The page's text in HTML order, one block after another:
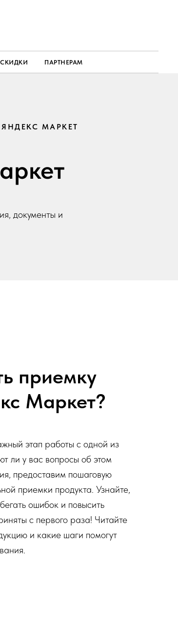
ПАРТНЕРАМ
МАРКЕТ
документы и
приемку
Маркет?
этап работы с одной из
ли у вас вопросы об этом
предоставим пошаговую
приемки продукта. Узнайте,
ошибок и повысить
с первого раза! Читайте
и какие шаги помогут